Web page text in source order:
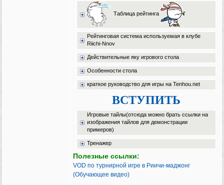
Таблица рейтинга
Рейтинговая система используемая в клубе
Riichi-Nnov
Действительные яку игрового стола
Особенности стола
краткое руководство для игры на Tenhou.net
ВСТУПИТЬ
Игровые тайлы(отсюда можно брать ссылки на
изображения тайлов для демонстрации
примеров)
Тренажер
Полезные ссылки:
VOD по турнирной игре в Риичи-маджонг
(Обучающее видео)